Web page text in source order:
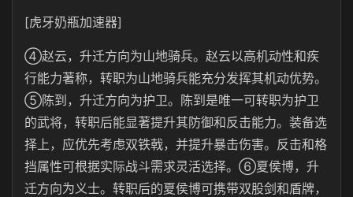
[虎牙奶瓶加速器]
④赵云，升迁方向为山地骑兵。赵云以高机动性和疾
行能力著称，转职为山地骑兵能充分发挥其机动优势。
⑤陈到，升迁方向为护卫。陈到是唯一可转职为护卫
的武将，转职后能显著提升其防御和反击能力。装备选
择上，应优先考虑双铁戟，并提升暴击伤害。反击和格
挡属性可根据实际战斗需求灵活选择。⑥夏侯博，升
迁方向为义士。转职后的夏侯博可携带双股剑和盾牌，